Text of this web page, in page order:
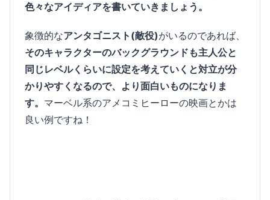
色々なアイディアを書いていきましょう。
象徴的なアンタゴニスト(敵役)がいるのであれば、
そのキャラクターのバックグラウンドも主人公と
同じレベルくらいに設定を考えていくと対立が分
かりやすくなるので、より面白いものになりま
す。 マーベル系のアメコミヒーローの映画とかは
良い例ですね！